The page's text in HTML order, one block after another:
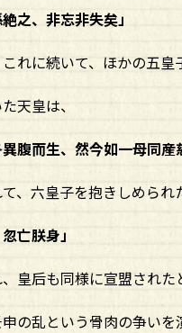
之、非忘非失矣」
れに続いて、ほかの五
天皇は、
異腹而生、然今如一母同産
、六皇子を抱きしめられ
亡朕身」
皇后も同様に宣盟された
の乱という骨肉の争い